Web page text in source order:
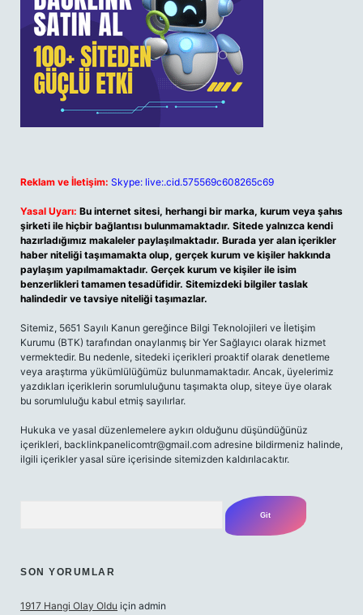
Reklam ve İletişim: Skype: live:.cid.575569c608265c69
Yasal Uyarı: Bu internet sitesi, herhangi bir marka, kurum veya şahıs
şirketi ile hiçbir bağlantısı bulunmamaktadır. Sitede yalnızca kendi
hazırladığımız makaleler paylaşılmaktadır. Burada yer alan içerikler
haber niteliği taşımamakta olup, gerçek kurum ve kişiler hakkında
paylaşım yapılmamaktadır. Gerçek kurum ve kişiler ile isim
benzerlikleri tamamen tesadüfidir. Sitemizdeki bilgiler taslak
halindedir ve tavsiye niteliği taşımazlar.
Sitemiz, 5651 Sayılı Kanun gereğince Bilgi Teknolojileri ve İletişim
Kurumu (BTK) tarafından onaylanmış bir Yer Sağlayıcı olarak hizmet
vermektedir. Bu nedenle, sitedeki içerikleri proaktif olarak denetleme
veya araştırma yükümlülüğümüz bulunmamaktadır. Ancak, üyelerimiz
yazdıkları içeriklerin sorumluluğunu taşımakta olup, siteye üye olarak
bu sorumluluğu kabul etmiş sayılırlar.
Hukuka ve yasal düzenlemelere aykırı olduğunu düşündüğünüz
içerikleri, backlinkpanelicomtr@gmail.com adresine bildirmeniz halinde,
ilgili içerikler yasal süre içerisinde sitemizden kaldırılacaktır.
SON YORUMLAR
1917 Hangi Olay Oldu için admin